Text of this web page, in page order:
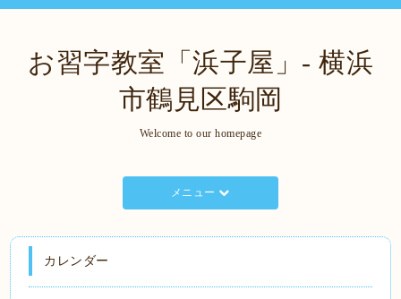
お習字教室「浜子屋」- 横浜
市鶴見区駒岡
Welcome to our homepage
メニュー
カレンダー